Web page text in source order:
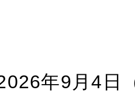
年9月4日